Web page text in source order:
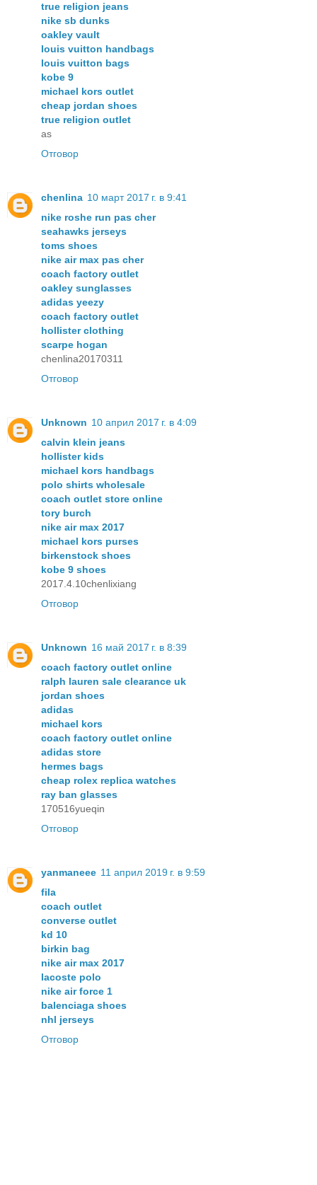
true religion jeans
nike sb dunks
oakley vault
louis vuitton handbags
louis vuitton bags
kobe 9
michael kors outlet
cheap jordan shoes
true religion outlet
as
Отговор
chenlina 10 март 2017 г. в 9:41
nike roshe run pas cher
seahawks jerseys
toms shoes
nike air max pas cher
coach factory outlet
oakley sunglasses
adidas yeezy
coach factory outlet
hollister clothing
scarpe hogan
chenlina20170311
Отговор
Unknown 10 април 2017 г. в 4:09
calvin klein jeans
hollister kids
michael kors handbags
polo shirts wholesale
coach outlet store online
tory burch
nike air max 2017
michael kors purses
birkenstock shoes
kobe 9 shoes
2017.4.10chenlixiang
Отговор
Unknown 16 май 2017 г. в 8:39
coach factory outlet online
ralph lauren sale clearance uk
jordan shoes
adidas
michael kors
coach factory outlet online
adidas store
hermes bags
cheap rolex replica watches
ray ban glasses
170516yueqin
Отговор
yanmaneee 11 април 2019 г. в 9:59
fila
coach outlet
converse outlet
kd 10
birkin bag
nike air max 2017
lacoste polo
nike air force 1
balenciaga shoes
nhl jerseys
Отговор